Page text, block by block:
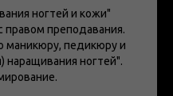
ногтей и кожи"
правом преподавания.
маникюру, педикюру и
ногтей".